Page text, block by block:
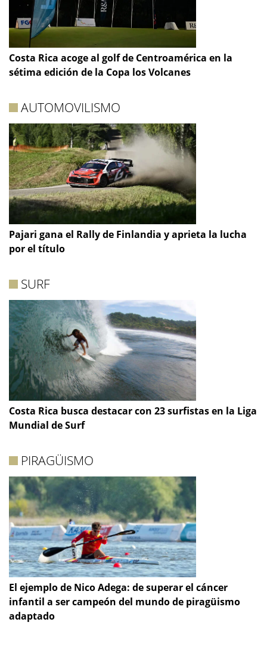
Costa Rica acoge al golf de Centroamérica en la
sétima edición de la Copa los Volcanes
AUTOMOVILISMO
Pajari gana el Rally de Finlandia y aprieta la lucha
por el título
SURF
Costa Rica busca destacar con 23 surfistas en la Liga
Mundial de Surf
PIRAGÜISMO
El ejemplo de Nico Adega: de superar el cáncer
infantil a ser campeón del mundo de piragüismo
adaptado